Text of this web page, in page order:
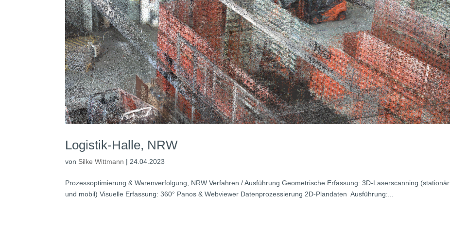
Logistik-Halle, NRW
von Silke Wittmann | 24.04.2023
Prozessoptimierung & Warenverfolgung, NRW Verfahren / Ausführung Geometrische Erfassung: 3D-Laserscanning (stationär
und mobil) Visuelle Erfassung: 360° Panos & Webviewer Datenprozessierung 2D-Plandaten Ausführung:...